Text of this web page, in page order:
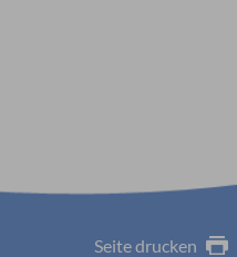
Seite drucken